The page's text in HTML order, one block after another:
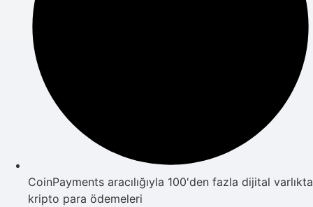
CoinPayments aracılığıyla 100'den fazla dijital varlıkta
kripto para ödemeleri